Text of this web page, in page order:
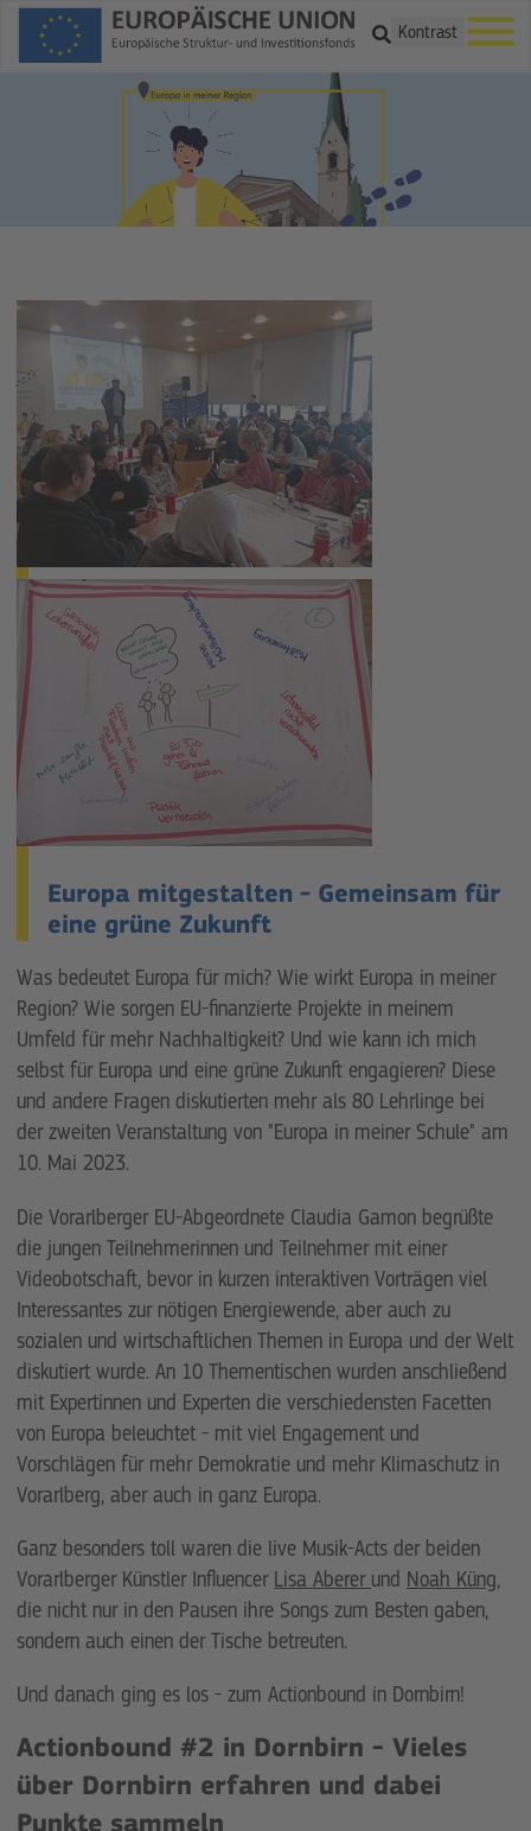
Kontrast
Suche
Europa mitgestalten - Gemeinsam für
eine grüne Zukunft
Was bedeutet Europa für mich? Wie wirkt Europa in meiner
Region? Wie sorgen EU-finanzierte Projekte in meinem
Umfeld für mehr Nachhaltigkeit? Und wie kann ich mich
selbst für Europa und eine grüne Zukunft engagieren? Diese
und andere Fragen diskutierten mehr als 80 Lehrlinge bei
der zweiten Veranstaltung von "Europa in meiner Schule" am
10. Mai 2023.
Die Vorarlberger EU-Abgeordnete Claudia Gamon begrüßte
die jungen Teilnehmerinnen und Teilnehmer mit einer
Videobotschaft, bevor in kurzen interaktiven Vorträgen viel
Interessantes zur nötigen Energiewende, aber auch zu
sozialen und wirtschaftlichen Themen in Europa und der Welt
diskutiert wurde. An 10 Thementischen wurden anschließend
mit Expertinnen und Experten die verschiedensten Facetten
von Europa beleuchtet - mit viel Engagement und
Vorschlägen für mehr Demokratie und mehr Klimaschutz in
Vorarlberg, aber auch in ganz Europa.
Ganz besonders toll waren die live Musik-Acts der beiden
Vorarlberger Künstler Influencer Lisa Aberer und Noah Küng,
die nicht nur in den Pausen ihre Songs zum Besten gaben,
sondern auch einen der Tische betreuten.
Und danach ging es los - zum Actionbound in Dornbirn!
Actionbound #2 in Dornbirn - Vieles
über Dornbirn erfahren und dabei
Punkte sammeln